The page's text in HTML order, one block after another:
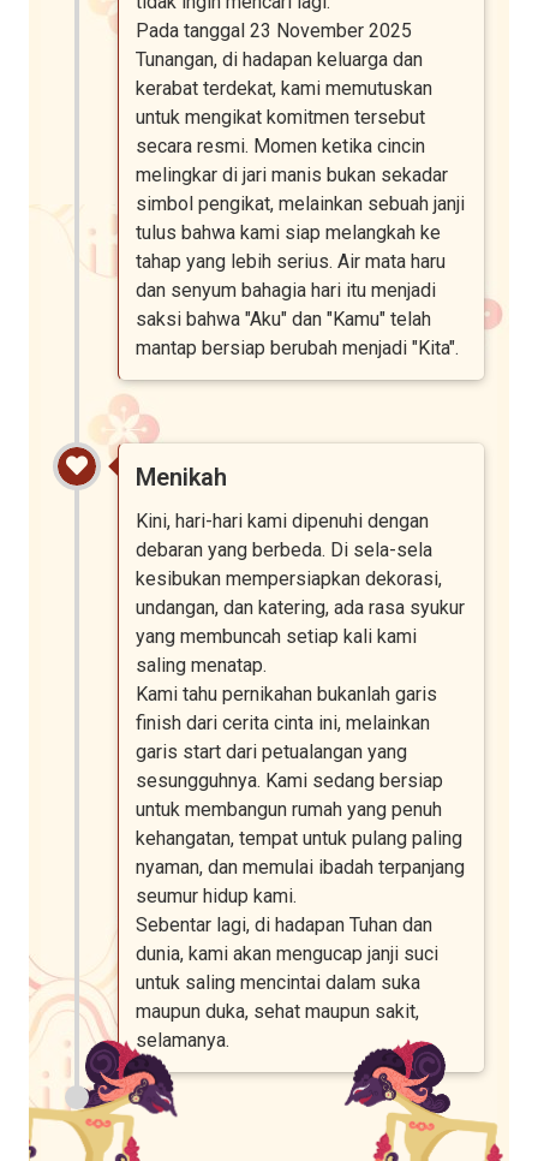
Pada tanggal 23 November 2025
Tunangan, di hadapan keluarga dan
kerabat terdekat, kami memutuskan
untuk mengikat komitmen tersebut
secara resmi. Momen ketika cincin
melingkar di jari manis bukan sekadar
simbol pengikat, melainkan sebuah janji
tulus bahwa kami siap melangkah ke
tahap yang lebih serius. Air mata haru
dan senyum bahagia hari itu menjadi
saksi bahwa "Aku" dan "Kamu" telah
mantap bersiap berubah menjadi "Kita".
Menikah
Kini, hari-hari kami dipenuhi dengan
debaran yang berbeda. Di sela-sela
kesibukan mempersiapkan dekorasi,
undangan, dan katering, ada rasa syukur
yang membuncah setiap kali kami
saling menatap.
Kami tahu pernikahan bukanlah garis
finish dari cerita cinta ini, melainkan
garis start dari petualangan yang
sesungguhnya. Kami sedang bersiap
untuk membangun rumah yang penuh
kehangatan, tempat untuk pulang paling
nyaman, dan memulai ibadah terpanjang
seumur hidup kami.
Sebentar lagi, di hadapan Tuhan dan
dunia, kami akan mengucap janji suci
untuk saling mencintai dalam suka
maupun duka, sehat maupun sakit,
selamanya.